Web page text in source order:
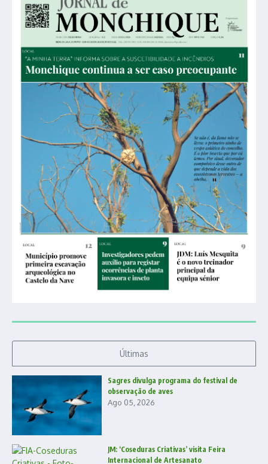
Últimas
Sagres divulga programa do festival de
observação de aves
Ago 05, 2026
JM: ‘Coseduras Criativas’ visita Feira
Internacional de Artesanato